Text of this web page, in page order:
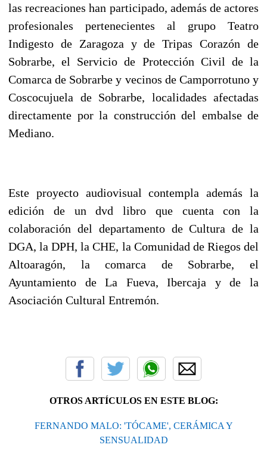
las recreaciones han participado, además de actores
profesionales pertenecientes al grupo Teatro
Indigesto de Zaragoza y de Tripas Corazón de
Sobrarbe, el Servicio de Protección Civil de la
Comarca de Sobrarbe y vecinos de Camporrotuno y
Coscocujuela de Sobrarbe, localidades afectadas
directamente por la construcción del embalse de
Mediano.
Este proyecto audiovisual contempla además la
edición de un dvd libro que cuenta con la
colaboración del departamento de Cultura de la
DGA, la DPH, la CHE, la Comunidad de Riegos del
Altoaragón, la comarca de Sobrarbe, el
Ayuntamiento de La Fueva, Ibercaja y de la
Asociación Cultural Entremón.
OTROS ARTÍCULOS EN ESTE BLOG:
FERNANDO MALO: 'TÓCAME', CERÁMICA Y
SENSUALIDAD